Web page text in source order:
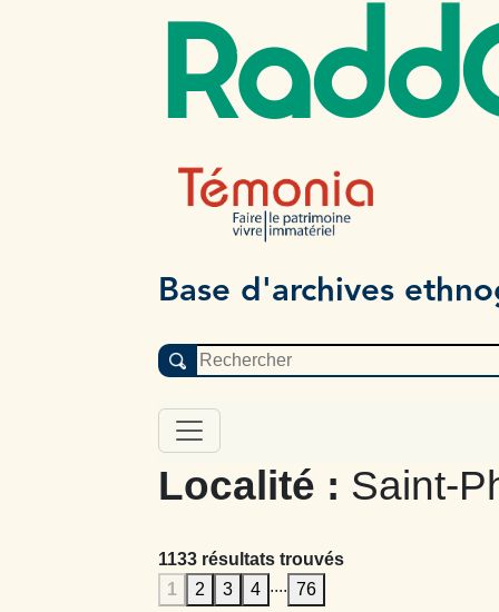
Base d'archives
Localité : Saint-
1133 résultats trouvés
1
2 3 4 .... 76